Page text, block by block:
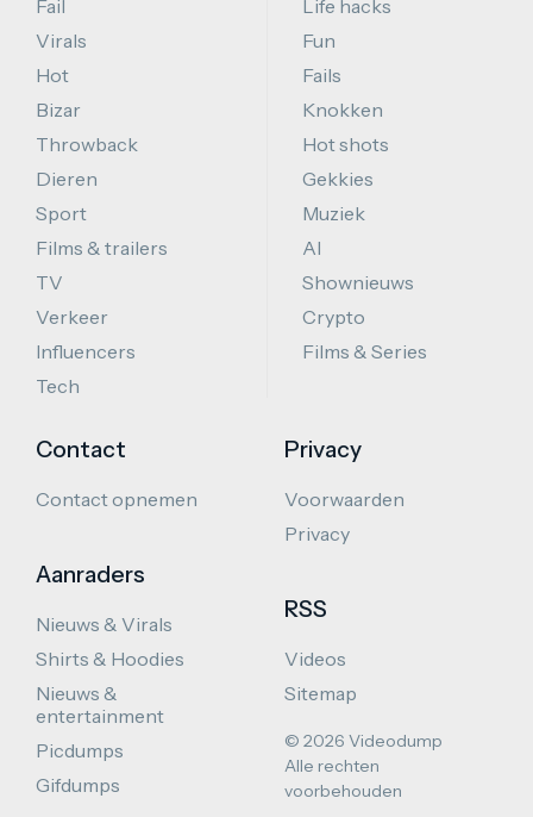
Fail
Virals
Hot
Bizar
Throwback
Dieren
Sport
Films & trailers
TV
Verkeer
Influencers
Tech
Life hacks
Fun
Fails
Knokken
Hot shots
Gekkies
Muziek
AI
Shownieuws
Crypto
Films & Series
Contact
Contact opnemen
Aanraders
Nieuws & Virals
Shirts & Hoodies
Nieuws &
entertainment
Picdumps
Gifdumps
Privacy
Voorwaarden
Privacy
RSS
Videos
Sitemap
© 2026 Videodump
Alle rechten
voorbehouden